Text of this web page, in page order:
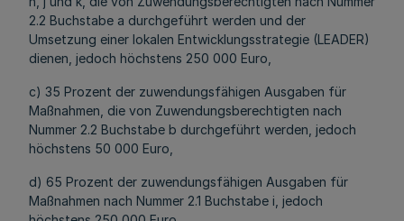
2.2 Buchstabe a durchgeführt werden und der
Umsetzung einer lokalen Entwicklungsstrategie (LEADER)
dienen, jedoch höchstens 250 000 Euro,
c) 35 Prozent der zuwendungsfähigen Ausgaben für
Maßnahmen, die von Zuwendungsberechtigten nach
Nummer 2.2 Buchstabe b durchgeführt werden, jedoch
höchstens 50 000 Euro,
d) 65 Prozent der zuwendungsfähigen Ausgaben für
Maßnahmen nach Nummer 2.1 Buchstabe i, jedoch